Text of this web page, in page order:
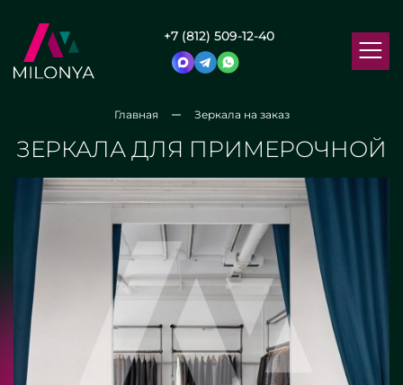
+7 (812) 509-12-40
Главная Зеркала на заказ
ЗЕРКАЛА ДЛЯ ПРИМЕРОЧНОЙ